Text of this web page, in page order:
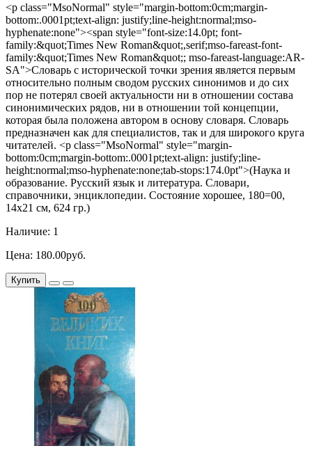
<p class="MsoNormal" style="margin-bottom:0cm;margin-
bottom:.0001pt;text-align: justify;line-height:normal;mso-
hyphenate:none"><span style="font-size:14.0pt; font-
family:&quot;Times New Roman&quot;,serif;mso-fareast-font-
family:&quot;Times New Roman&quot;; mso-fareast-language:AR-
SA">Словарь с исторической точки зрения является первым
относительно полным сводом русских синонимов и до сих
пор не потерял своей актуальности ни в отношении состава
синонимических рядов, ни в отношении той концепции,
которая была положена автором в основу словаря. Словарь
предназначен как для специалистов, так и для широкого круга
читателей. <p class="MsoNormal" style="margin-
bottom:0cm;margin-bottom:.0001pt;text-align: justify;line-
height:normal;mso-hyphenate:none;tab-stops:174.0pt">(Наука и
образование. Русский язык и литература. Словари,
справочники, энциклопедии. Состояние хорошее, 180=00,
14х21 см, 624 гр.)
Наличие: 1
Цена: 180.00руб.
Купить